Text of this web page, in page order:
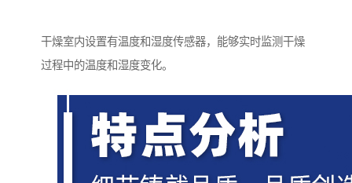
干燥室内设置有温度和湿度传感器，能够实时监测干燥
过程中的温度和湿度变化。